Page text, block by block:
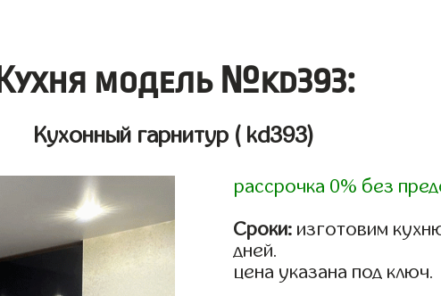
Кухня модель №kd393:
Кухонный гарнитур ( kd393)
рассрочка 0% без
Сроки: изготовим
дней.
цена указана под ключ.